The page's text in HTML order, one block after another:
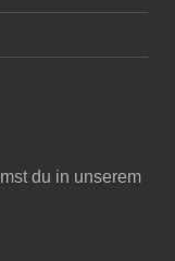
du in unserem